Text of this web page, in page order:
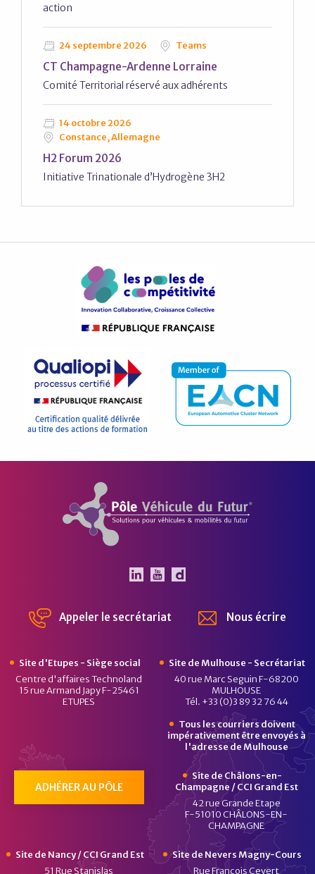
action
24 septembre 2026 Teams
CT Champagne-Ardenne Lorraine
Comité Territorial réservé aux adhérents
14 octobre 2026
Constance, Allemagne
H2 Forum 2026
Initiative Trinationale d’Hydrogène 3H2
Pôle Véhicule du Futur
Appeler le secrétariat Nous écrire
Site d'Etupes - Siège social
Centre d'affaires Technoland
15 rue Armand Japy F-25461
ETUPES
Site de Mulhouse - Secrétariat
40 rue Marc Seguin F-68200
MULHOUSE
Tél. +33 (0)3 89 32 76 44
Tous les courriers doivent
impérativement être envoyés à
l'adresse de Mulhouse
ADHÉRER AU PÔLE
Site de Châlons-en-
Champagne / CCI Grand Est
42 rue Grande Etape
F-51010 CHÂLONS-EN-
CHAMPAGNE
Site de Nancy / CCI Grand Est
51 Rue Stanislas
Site de Nevers Magny-Cours
Rue François Cevert